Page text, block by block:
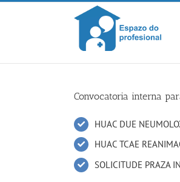
Skip
Convocatoria interna
HUAC DUE
HUAC TCAE
SOLICITUDE PRAZA